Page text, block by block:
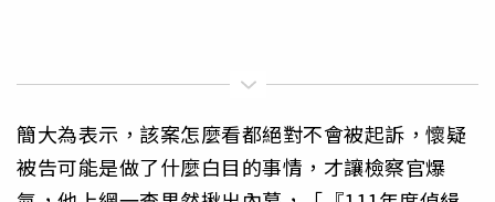
簡大為表示，該案怎麼看都絕對不會被起訴，懷疑
被告可能是做了什麼白目的事情，才讓檢察官爆